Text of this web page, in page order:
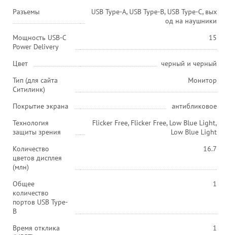
Разъемы
USB Type-A, USB Type-B, USB Type-C, вых
од на наушники
Мощность USB-C
Power Delivery
15
Цвет
черный и черный
Тип (для сайта
Ситилинк)
Монитор
Покрытие экрана
антибликовое
Технология
защиты зрения
Flicker Free, Flicker Free, Low Blue Light,
Low Blue Light
Количество
цветов дисплея
(млн)
16.7
Общее
количество
портов USB Type-
B
1
Время отклика
1